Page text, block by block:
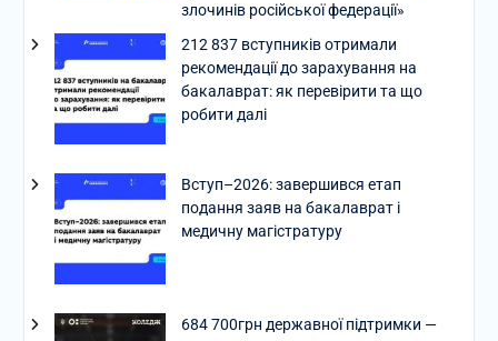
злочинів російської федерації»
212 837 вступників отримали
рекомендації до зарахування на
бакалаврат: як перевірити та що
робити далі
Вступ–2026: завершився етап
подання заяв на бакалаврат і
медичну магістратуру
684 700грн державної підтримки —